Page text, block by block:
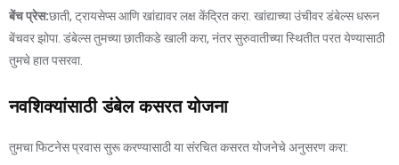
बेंच प्रेस:छाती, ट्रायसेप्स आणि खांद्यावर लक्ष केंद्रित करा. खांद्याच्या उंचीवर डंबेल्स धरून
बेंचवर झोपा. डंबेल्स तुमच्या छातीकडे खाली करा, नंतर सुरुवातीच्या स्थितीत परत येण्यासाठी
तुमचे हात पसरवा.
नवशिक्यांसाठी डंबेल कसरत योजना
तुमचा फिटनेस प्रवास सुरू करण्यासाठी या संरचित कसरत योजनेचे अनुसरण करा: